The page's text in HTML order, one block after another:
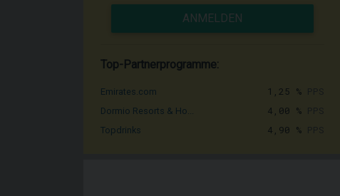
ANMELDEN
Top-Partnerprogramme:
Emirates.com 1,25 %
Dormio Resorts & Ho... 4,00 %
Topdrinks 4,90 %